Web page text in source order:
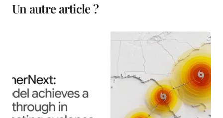
Un autre article ?